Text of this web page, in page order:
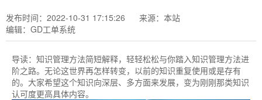
科
载
我
业
发布时间：2022-10-31 17:15:26
来源：本站
编辑：GD工单系统
导读： 知识管理​方法简短解释，轻轻松松与你踏入知识管理方法进
阶之路。无论这世界再怎样转变，以前的知识重复使用或是存有
的。大家希望这个知识向深层、多方面来发展，变为刚刚那类知识
认可度更高具体内容。